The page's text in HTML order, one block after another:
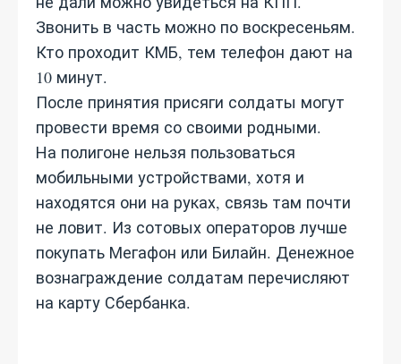
Звонить в часть можно по воскресеньям.
Кто проходит КМБ, тем телефон дают на
10 минут.
После принятия присяги солдаты могут
провести время со своими родными.
На полигоне нельзя пользоваться
мобильными устройствами, хотя и
находятся они на руках, связь там почти
не ловит. Из сотовых операторов лучше
покупать Мегафон или Билайн. Денежное
вознаграждение солдатам перечисляют
на карту Сбербанка.